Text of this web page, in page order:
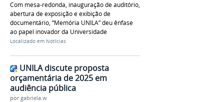
Com mesa-redonda, inauguração de auditório,
abertura de exposição e exibição de
documentário, “Memória UNILA” deu ênfase
ao papel inovador da Universidade
Localizado em Notícias
UNILA discute proposta
orçamentária de 2025 em
audiência pública
porgabriela.w